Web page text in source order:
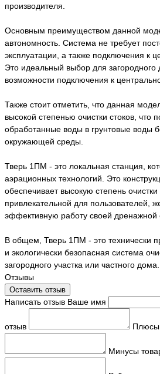
производителя.
Основным преимуществом данной
автономность. Система не требует
эксплуатации, а также подключения к
Это идеальный выбор для загородного
возможности подключения к
Также стоит отметить, что данная
высокой степенью очистки стоков, что
обработанные воды в грунтовые воды
окружающей среды.
Тверь 1ПМ - это локальная станция,
аэрационных технологий. Это
обеспечивает высокую степень
привлекательной для пользователей,
эффективную работу своей дренажной
В общем, Тверь 1ПМ - это технически
и экологически безопасная система
загородного участка или частного дома.
Отзывы
Оставить отзыв
Написать отзыв Ваше имя
отзыв Плюсы
Минусы